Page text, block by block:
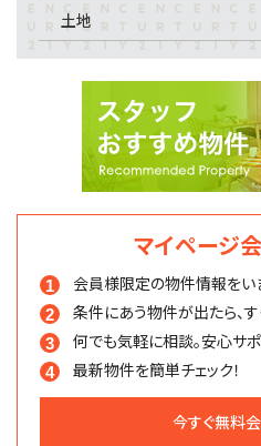
土地
マイページ
会員様限定の物件情報をい
条件にあう物件が出たら、
何でも気軽に相談。安心サポ
最新物件を簡単チェック！
今すぐ無料